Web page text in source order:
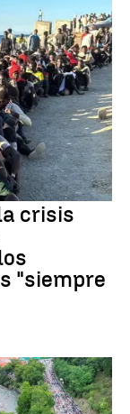
crisis
"siempre